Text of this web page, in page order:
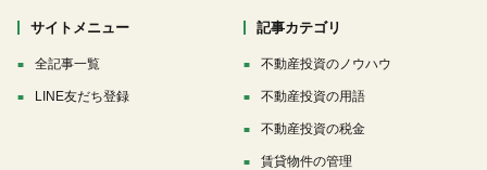
サイトメニュー
全記事一覧
LINE友だち登録
記事カテゴリ
不動産投資のノウハウ
不動産投資の用語
不動産投資の税金
賃貸物件の管理